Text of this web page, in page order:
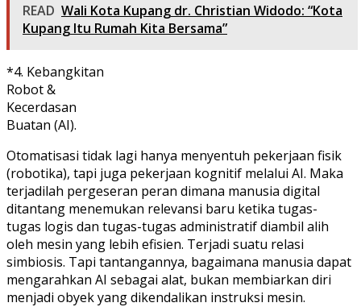
READ Wali Kota Kupang dr. Christian Widodo: “Kota
Kupang Itu Rumah Kita Bersama”
*4. Kebangkitan
Robot &
Kecerdasan
Buatan (AI).
Otomatisasi tidak lagi hanya menyentuh pekerjaan fisik
(robotika), tapi juga pekerjaan kognitif melalui AI. Maka
terjadilah pergeseran peran dimana manusia digital
ditantang menemukan relevansi baru ketika tugas-
tugas logis dan tugas-tugas administratif diambil alih
oleh mesin yang lebih efisien. Terjadi suatu relasi
simbiosis. Tapi tantangannya, bagaimana manusia dapat
mengarahkan AI sebagai alat, bukan membiarkan diri
menjadi obyek yang dikendalikan instruksi mesin.